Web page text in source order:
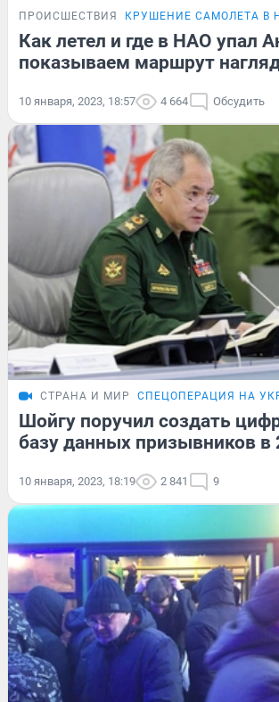
ПРОИСШЕСТВИЯ КРУШЕНИЕ САМОЛЕТА В
Как летел и где в НАО упал
показываем маршрут
10 января, 2023, 18:57 4 664 Обсудить
СТРАНА И МИР СПЕЦОПЕРАЦИЯ НА
Шойгу поручил создать
базу данных призывников в
10 января, 2023, 18:19 2 841 9